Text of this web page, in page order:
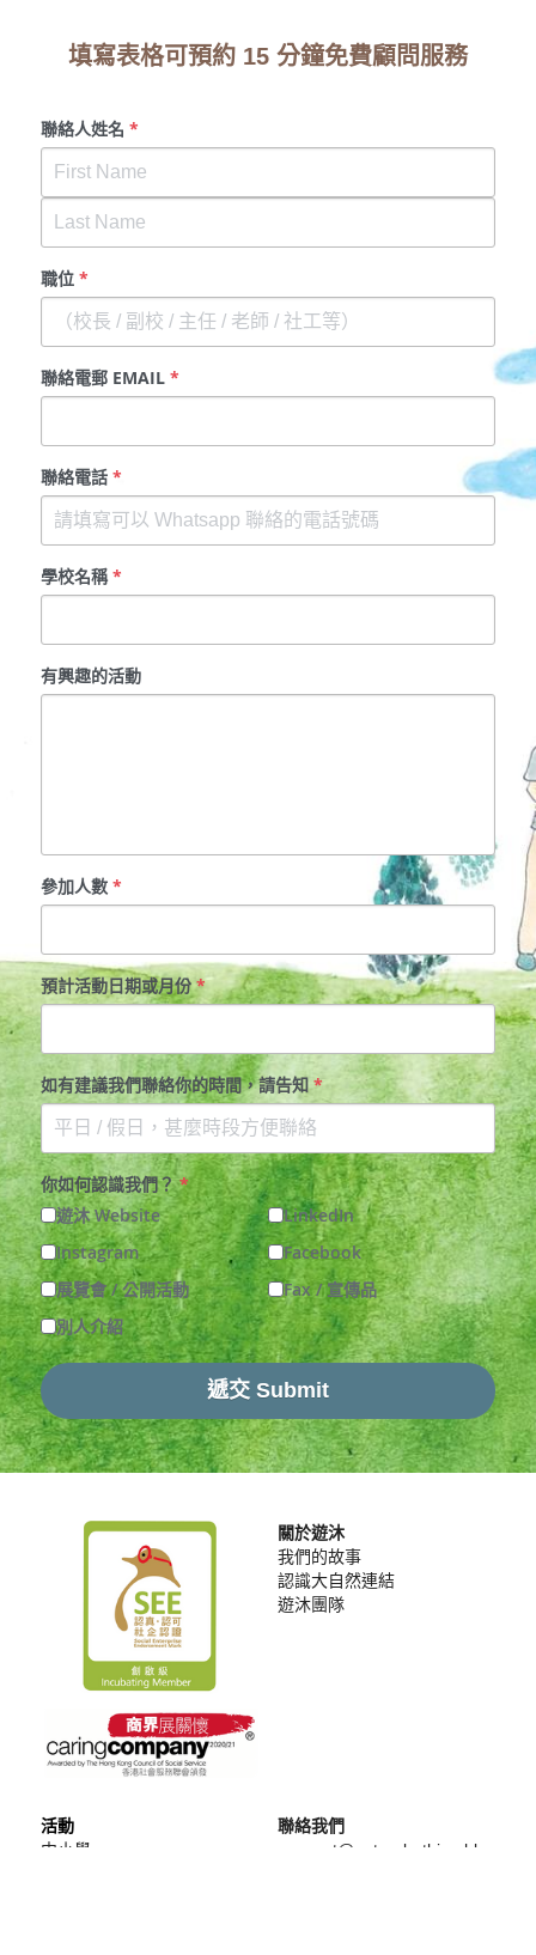
填寫表格可預約 15 分鐘免費顧問服務
聯絡人姓名 *
職位 *
聯絡電郵 EMAIL *
聯絡電話 *
學校名稱*
有興趣的活動
參加人數 *
預計活動日期或月份*
如有建議我們聯絡你的時間，請告知*
你如何認識我們？*
遊沐 Website
LinkedIn
Instagram
Facebook
展覽會 / 公開活動
Fax / 宣傳品
別人介紹
遞交 Submit
關於遊沐
我們的故事
認識大自然連結
遊沐團隊
活動
中小學
聯絡我們
connect@naturebathing.hk